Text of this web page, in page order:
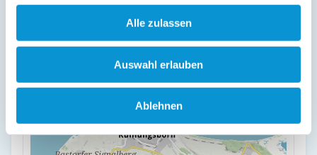
Alle zulassen
Auswahl erlauben
Ablehnen